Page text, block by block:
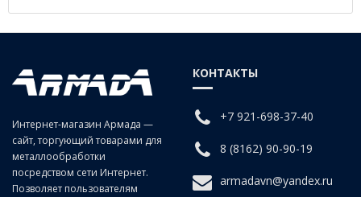
Интернет-магазин Армада —
сайт, торгующий товарами для
металлообработки
посредством сети Интернет.
Позволяет пользователям
КОНТАКТЫ
+7 921-698-37-40
8 (8162) 90-90-19
armadavn@yandex.ru